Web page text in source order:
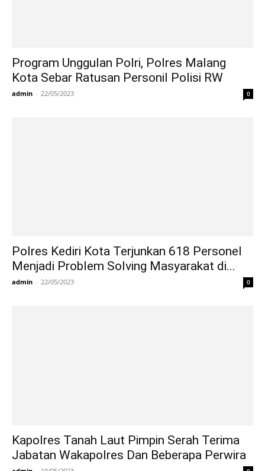
Program Unggulan Polri, Polres Malang
Kota Sebar Ratusan Personil Polisi RW
admin - 22/05/2023 0
Polres Kediri Kota Terjunkan 618 Personel
Menjadi Problem Solving Masyarakat di...
admin - 22/05/2023 0
Kapolres Tanah Laut Pimpin Serah Terima
Jabatan Wakapolres Dan Beberapa Perwira